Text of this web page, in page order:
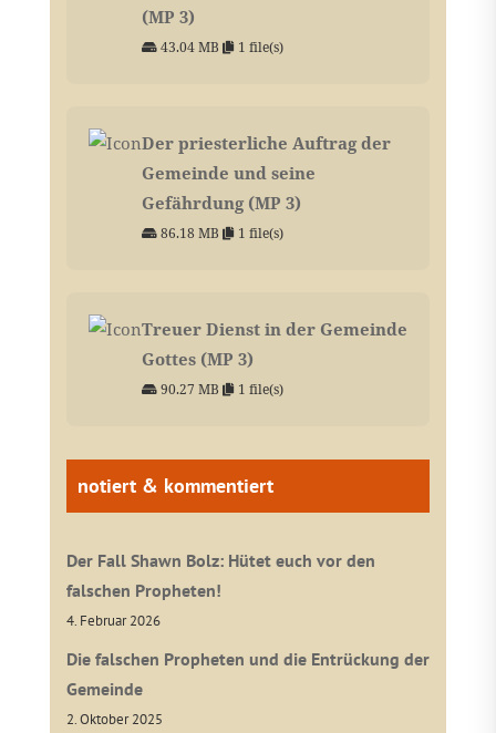
(MP 3)
43.04 MB 1 file(s)
Der priesterliche Auftrag der
Gemeinde und seine
Gefährdung (MP 3)
86.18 MB 1 file(s)
Treuer Dienst in der Gemeinde
Gottes (MP 3)
90.27 MB 1 file(s)
notiert & kommentiert
Der Fall Shawn Bolz: Hütet euch vor den
falschen Propheten!
4. Februar 2026
Die falschen Propheten und die Entrückung der
Gemeinde
2. Oktober 2025